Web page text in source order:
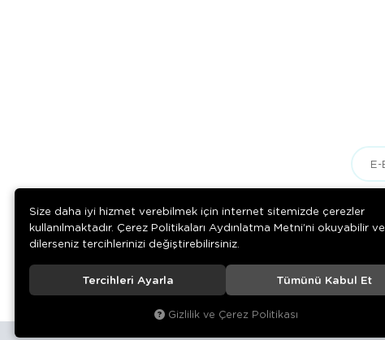
© 2020Rengarenk Pet Shop. Tüm hakları saklıdır.
Size daha iyi hizmet verebilmek için internet sitemizde çerezler
kullanılmaktadır. Çerez Politikaları Aydınlatma Metni’ni okuyabilir ve
dilerseniz tercihlerinizi değiştirebilirsiniz.
Tercihleri Ayarla Tümünü Kabul Et
Gizlilik ve Çerez Politikası